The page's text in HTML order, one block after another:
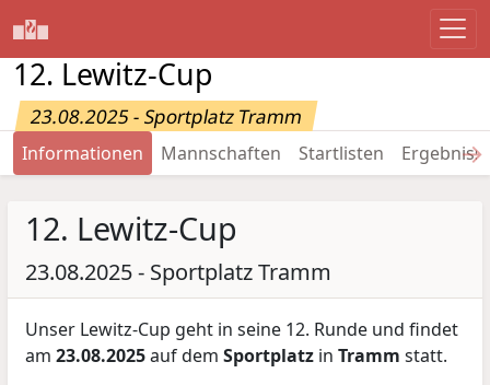
12. Lewitz-Cup
23.08.2025 - Sportplatz Tramm
Informationen Mannschaften Startlisten →
12. Lewitz-Cup
23.08.2025 - Sportplatz Tramm
Unser Lewitz-Cup geht in seine 12. Runde und findet
am23.08.2025auf demSportplatz inTramm statt.